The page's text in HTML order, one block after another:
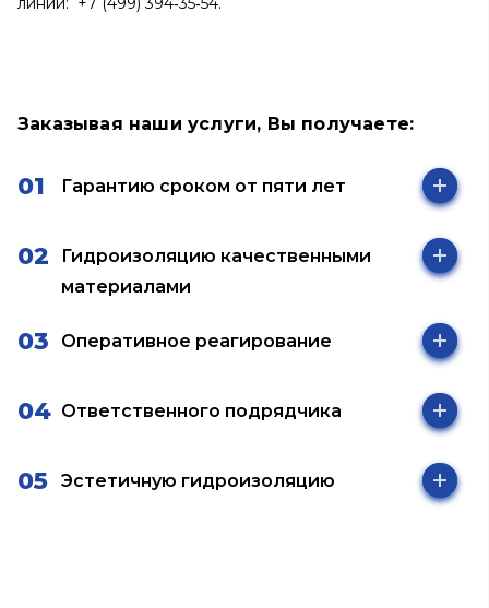
Заказывая наши услуги, Вы получаете:
Гарантию сроком от пяти лет
Гидроизоляцию качественными
материалами
Оперативное реагирование
Ответственного подрядчика
Эстетичную гидроизоляцию